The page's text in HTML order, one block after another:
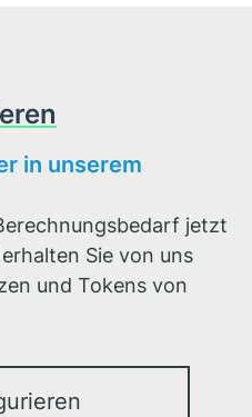
in unserem
jetzt
Sie von uns
und Tokens von